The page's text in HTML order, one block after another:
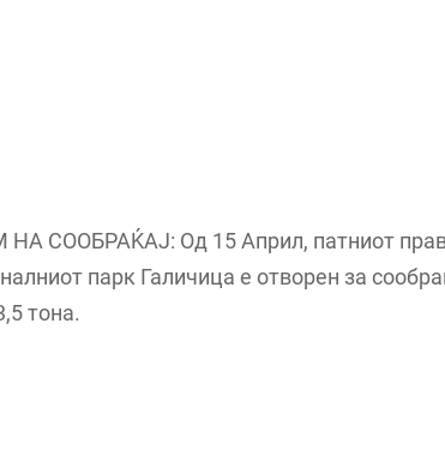
СООБРАЌАЈ: Од 15 Април, патниот
парк Галичица е отворен за
тона.